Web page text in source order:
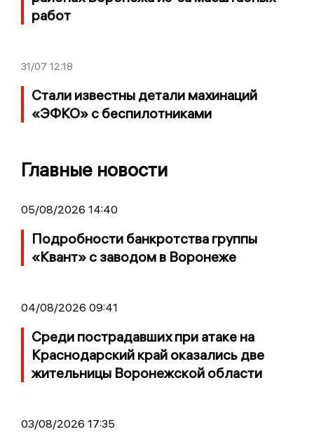
работ
31/07 12:18
Стали известны детали махинаций
«ЭФКО» с беспилотниками
Главные новости
05/08/2026 14:40
Подробности банкротства группы
«Квант» с заводом в Воронеже
04/08/2026 09:41
Среди пострадавших при атаке на
Краснодарский край оказались две
жительницы Воронежской области
03/08/2026 17:35